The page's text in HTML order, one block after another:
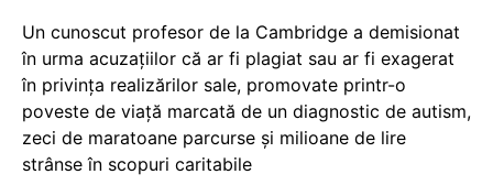
Un cunoscut profesor de la Cambridge a demisionat
în urma acuzațiilor că ar fi plagiat sau ar fi exagerat
în privința realizărilor sale, promovate printr-o
poveste de viață marcată de un diagnostic de autism,
zeci de maratoane parcurse și milioane de lire
strânse în scopuri caritabile